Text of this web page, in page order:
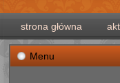
strona główna
Menu